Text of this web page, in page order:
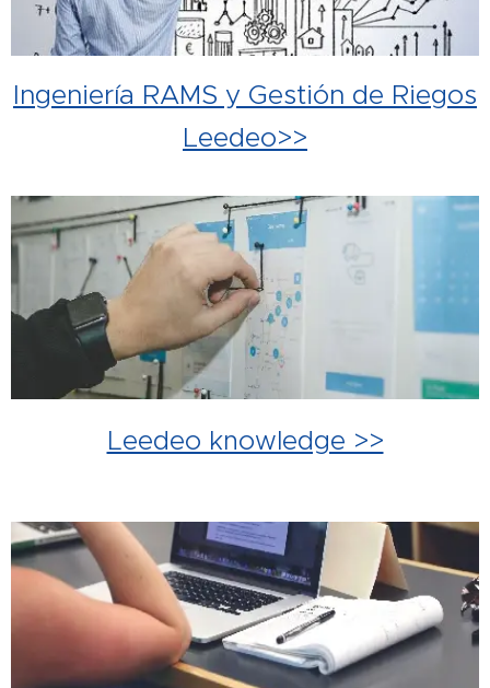
Ingeniería RAMS y Gestión de Riegos
Leedeo>>
Leedeo knowledge >>